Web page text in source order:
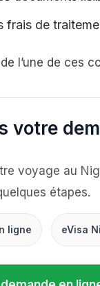
frais de
l’une de ces
votre
voyage au
étapes.
ligne eVisa